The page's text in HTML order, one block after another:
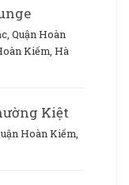
Quận Hoàn
Kiếm, Hà
Kiệt
Hoàn Kiếm,